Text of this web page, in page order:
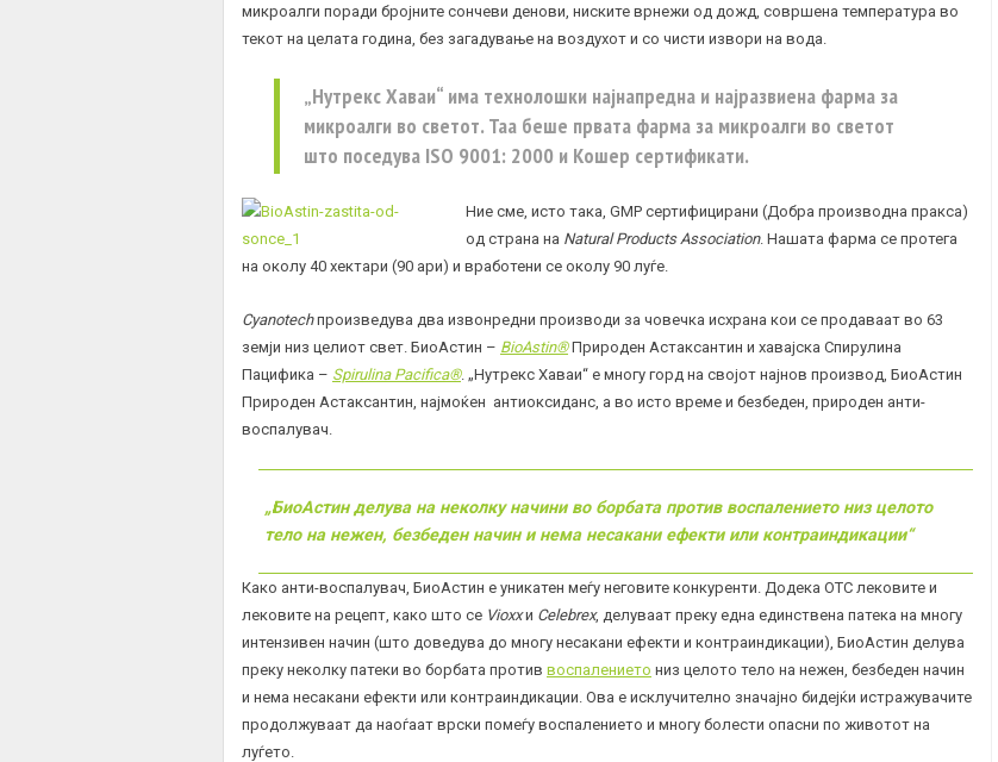
микроалги поради бројните сончеви денови, ниските врнежи од дожд, совршена температура во
текот на целата година, без загадување на воздухот и со чисти извори на вода.
„Нутрекс Хаваи“ има технолошки најнапредна и најразвиена фарма за
микроалги во светот. Таа беше првата фарма за микроалги во светот
што поседува ISO 9001: 2000 и Кошер сертификати.
Ние сме, исто така, GMP сертифицирани (Добра производна пракса)
од страна на Natural Products Association. Нашата фарма се протега
на околу 40 хектари (90 ари) и вработени се околу 90 луѓе.
Cyanotechпроизведува два извонредни производи за човечка исхрана кои се продаваат во 63
земји низ целиот свет. БиоАстин – BioAstin®Природен Астаксантин и хавајска Спирулина
Пацифика – Spirulina Pacifica®. „Нутрекс Хаваи“ е многу горд на својот најнов производ, БиоАстин
Природен Астаксантин, најмоќен антиоксиданс, а во исто време и безбеден, природен анти-
воспалувач.
„БиоАстин делува на неколку начини во борбата против воспалениетониз целото
тело на нежен, безбеден начин и нема несакани ефекти или контраиндикации“
Како анти-воспалувач, БиоАстин е уникатен меѓу неговите конкуренти. Додека OTC лековите и
лековите на рецепт, како што се Vioxxи Celebrex, делуваат преку една единствена патека на многу
интензивен начин (што доведува до многу несакани ефекти и контраиндикации), БиоАстин делува
преку неколку патеки во борбата против воспалението низ целото тело на нежен, безбеден начин
и нема несакани ефекти или контраиндикации. Ова е исклучително значајно бидејќи истражувачите
продолжуваат да наоѓаат врски помеѓу воспалението и многу болести опасни по животот на
луѓето.